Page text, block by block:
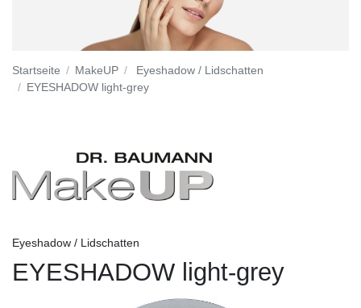
Startseite MakeUP
Eyeshadow / Lidschatten
EYESHADOW light-grey
Eyeshadow / Lidschatten
EYESHADOW light-grey